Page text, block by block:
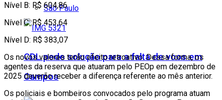
São Paulo
CDL pede solução para a falta de voos em
Campos
Nível B: R$ 604,86
Nível C: R$ 453,64
Nível D: R$ 383,07
Os novos valores terão efeito retroativo. Dessa forma, os
agentes da reserva que atuaram pelo PEOp em dezembro de
2025 deverão receber a diferença referente ao mês anterior.
Os policiais e bombeiros convocados pelo programa atuam